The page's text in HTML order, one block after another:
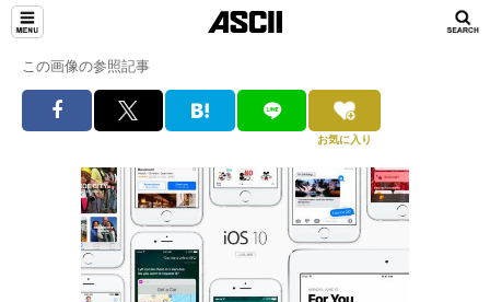
この画像の参照記事
お気に入り